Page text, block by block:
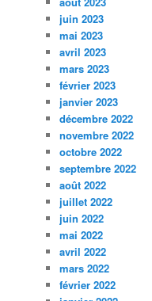
juin 2023
mai 2023
avril 2023
mars 2023
février 2023
janvier 2023
décembre 2022
novembre 2022
octobre 2022
septembre 2022
août 2022
juillet 2022
juin 2022
mai 2022
avril 2022
mars 2022
février 2022